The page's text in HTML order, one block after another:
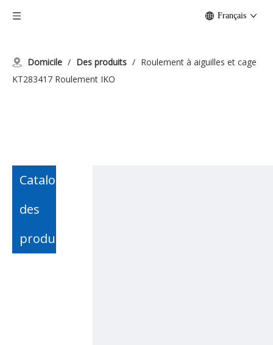
Français
Domicile / Des produits / Roulement à aiguilles et cage
KT283417 Roulement IKO
Catalogue
des
produits